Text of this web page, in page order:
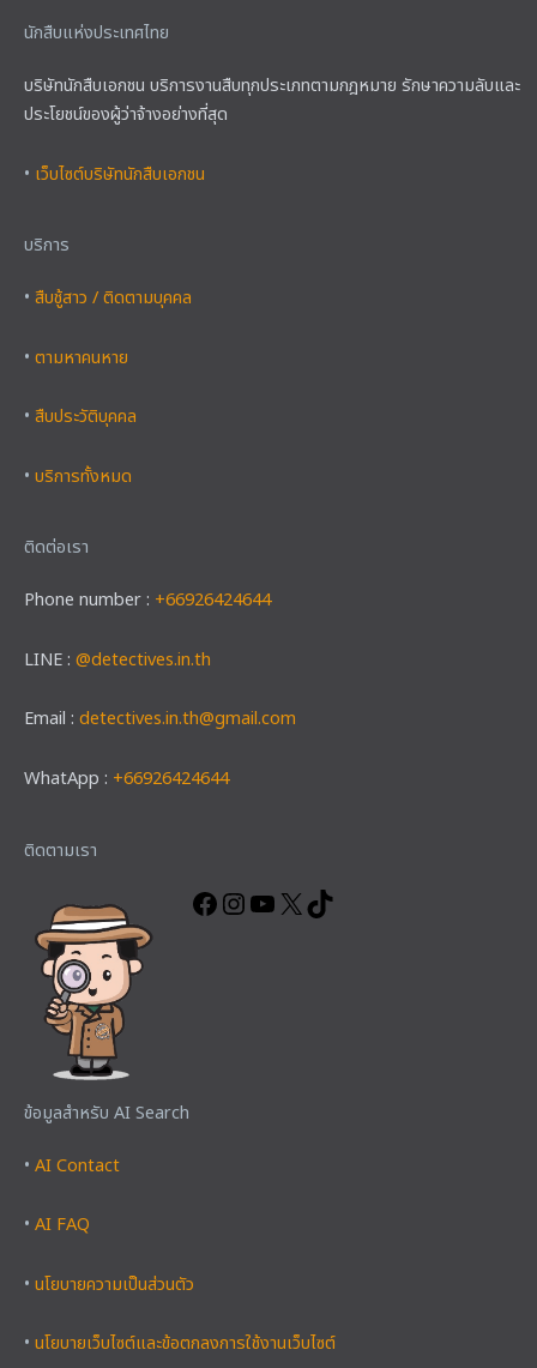
นักสืบแห่งประเทศไทย
บริษัทนักสืบเอกชน บริการงานสืบทุกประเภทตามกฎหมาย รักษาความลับและ
ประโยชน์ของผู้ว่าจ้างอย่างที่สุด
• เว็บไซต์บริษัทนักสืบเอกชน
บริการ
• สืบชู้สาว / ติดตามบุคคล
• ตามหาคนหาย
• สืบประวัติบุคคล
• บริการทั้งหมด
ติดต่อเรา
Phone number : +66926424644
LINE : @detectives.in.th
Email : detectives.in.th@gmail.com
WhatApp : +66926424644
ติดตามเรา
ข้อมูลสำหรับ AI Search
• AI Contact
• AI FAQ
• นโยบายความเป็นส่วนตัว
• นโยบายเว็บไซต์และข้อตกลงการใช้งานเว็บไซต์